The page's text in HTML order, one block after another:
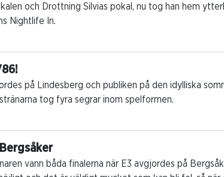
och Drottning Silvias pokal, nu tog han hem
Nightlife In.
på Lindesberg och publiken på den idylliska
tog fyra segrar inom spelformen.
vann båda finalerna när E3 avgjordes på